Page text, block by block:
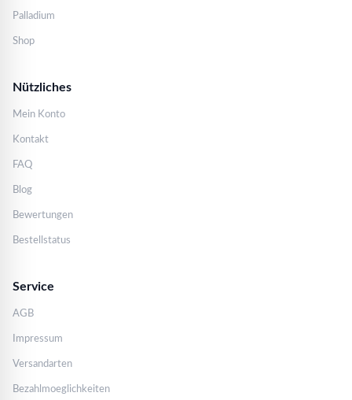
Palladium
Shop
Nützliches
Mein Konto
Kontakt
FAQ
Blog
Bewertungen
Bestellstatus
Service
AGB
Impressum
Versandarten
Bezahlmoeglichkeiten